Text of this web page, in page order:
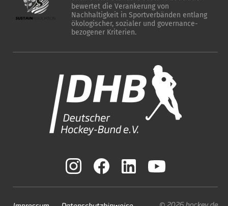
bewertet die Verankerung von
Nachhaltigkeit in Sportverbänden entlang
ökologischer, sozialer und governance-
bezogener Kriterien.